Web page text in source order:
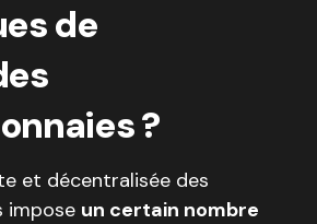
de
?
et décentralisée des
impose un certain nombre